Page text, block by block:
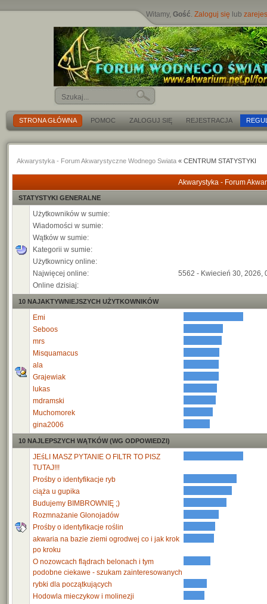
Witamy,Gość.Zaloguj się lub
STRONA GŁÓWNA POMOC ZALOGUJ SIĘ REJESTRACJA
Akwarystyka - Forum Akwarystyczne Wodnego Swiata « CENTRUM STATYSTYKI
Akwarystyka - Forum
STATYSTYKI GENERALNE
Użytkowników w sumie:
Wiadomości w sumie:
Wątków w sumie:
Kategorii w sumie:
Użytkownicy online:
Najwięcej online:
5562 - Kwiecień 30, 2026,
Online dzisiaj:
10 NAJAKTYWNIEJSZYCH UŻYTKOWNIKÓW
Emi
Seboos
mrs
Misquamacus
ala
Grajewiak
lukas
mdramski
Muchomorek
gina2006
10 NAJLEPSZYCH WĄTKÓW (WG ODPOWIEDZI)
JEśLI MASZ PYTANIE O FILTR TO PISZ
TUTAJ!!!
Prośby o identyfikacje ryb
ciąża u gupika
Budujemy BIMBROWNIĘ ;)
Rozmnażanie Glonojadów
Prośby o identyfikacje roślin
akwaria na bazie ziemi ogrodwej co i jak krok
po kroku
O nozowcach flądrach belonach i tym
podobne ciekawe - szukam zainteresowanych
rybki dla początkujących
Hodowla mieczykow i molinezji